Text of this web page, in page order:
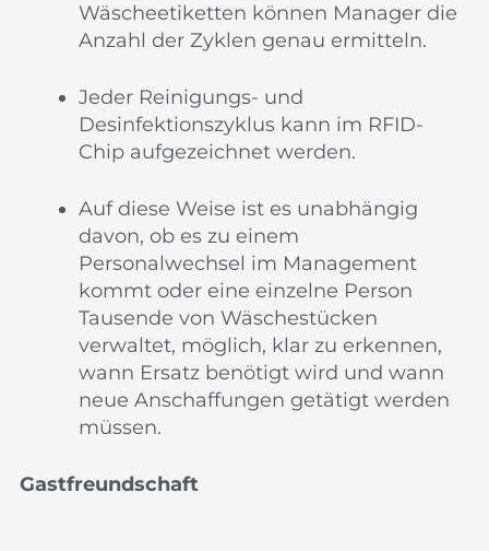
Wäscheetiketten können Manager die
Anzahl der Zyklen genau ermitteln.
Jeder Reinigungs- und
Desinfektionszyklus kann im RFID-
Chip aufgezeichnet werden.
Auf diese Weise ist es unabhängig
davon, ob es zu einem
Personalwechsel im Management
kommt oder eine einzelne Person
Tausende von Wäschestücken
verwaltet, möglich, klar zu erkennen,
wann Ersatz benötigt wird und wann
neue Anschaffungen getätigt werden
müssen.
Gastfreundschaft